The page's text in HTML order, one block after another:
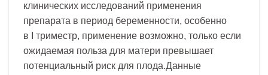
клинических исследований применения
препарата в период беременности, особенно
в I триместр, применение возможно, только если
ожидаемая польза для матери превышает
потенциальный риск для плода.Данные